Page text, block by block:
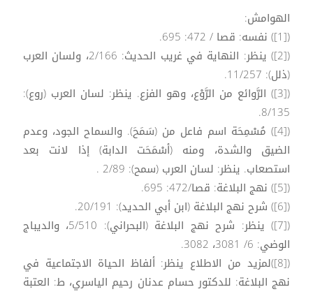
الهوامش:
([1]) نفسه: قصا / 472: 695.
([2]) ينظر: النهاية في غريب الحديث: 2/166، ولسان العرب
(ذلل): 11/257.
([3]) الرَّوائع من الرَّوْع، وهو الفزع. ينظر: لسان العرب (روع):
8/135.
([4]) مُسْمِحَة اسم فاعل من (سَمَحَ). والسماح الجود، وعدم
الضيق والشدة، ومنه (أسْمَحَت الدابة) إذا لانت بعد
استصعاب. ينظر: لسان العرب (سمح): 2/89 .
([5]) نهج البلاغة: قصا/472: 695.
([6]) شرح نهج البلاغة (ابن أبي الحديد): 20/191.
([7]) ينظر: شرح نهج البلاغة (البحراني): 5/510، والديباج
الوضي: 6/ 3081، 3082.
([8])لمزيد من الاطلاع ينظر: ألفاظ الحياة الاجتماعية في
نهج البلاغة: للدكتور حسام عدنان رحيم الياسري، ط: العتبة